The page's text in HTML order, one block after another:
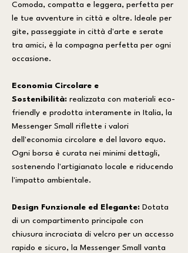
Comoda, compatta e leggera, perfetta per
le tue avventure in città e oltre. Ideale per
gite, passeggiate in città d'arte e serate
tra amici, è la compagna perfetta per ogni
occasione.
Economia Circolare e
Sostenibilità: realizzata con materiali eco-
friendly e prodotta interamente in Italia, la
Messenger Small riflette i valori
dell'economia circolare e del lavoro equo.
Ogni borsa è curata nei minimi dettagli,
sostenendo l'artigianato locale e riducendo
l'impatto ambientale.
Design Funzionale ed Elegante: Dotata
di un compartimento principale con
chiusura incrociata di velcro per un accesso
rapido e sicuro, la Messenger Small vanta